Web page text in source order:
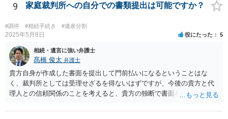
9 家庭裁判所への自分での書類提出は可能ですか？
#調停 #相続手続き #遺産分割
2025年5月8日 役にたった 5
相続・遺言に強い弁護士
髙橋 俊太 弁護士
貴方自身が作成した書面を提出して門前払いになるということはな
く、裁判所としては受理せざるを得ないはずですが、今後の貴方と代
理人との信頼関係のことを考えると、貴方の独断で書面を提出したり
士が主張書面の提出を渋っているようですが、弁護士として提出の実